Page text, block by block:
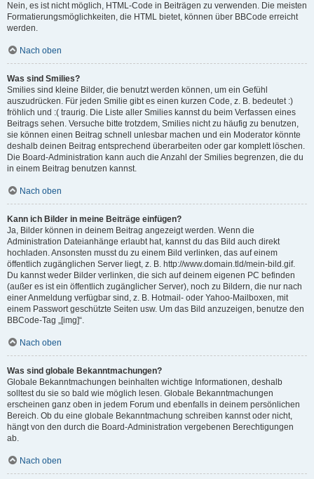
Nein, es ist nicht möglich, HTML-Code in Beiträgen zu verwenden. Die meisten
Formatierungsmöglichkeiten, die HTML bietet, können über BBCode erreicht
werden.
Nach oben
Was sind Smilies?
Smilies sind kleine Bilder, die benutzt werden können, um ein Gefühl
auszudrücken. Für jeden Smilie gibt es einen kurzen Code, z. B. bedeutet :)
fröhlich und :( traurig. Die Liste aller Smilies kannst du beim Verfassen eines
Beitrags sehen. Versuche bitte trotzdem, Smilies nicht zu häufig zu benutzen,
sie können einen Beitrag schnell unlesbar machen und ein Moderator könnte
deshalb deinen Beitrag entsprechend überarbeiten oder gar komplett löschen.
Die Board-Administration kann auch die Anzahl der Smilies begrenzen, die du
in einem Beitrag benutzen kannst.
Nach oben
Kann ich Bilder in meine Beiträge einfügen?
Ja, Bilder können in deinem Beitrag angezeigt werden. Wenn die
Administration Dateianhänge erlaubt hat, kannst du das Bild auch direkt
hochladen. Ansonsten musst du zu einem Bild verlinken, das auf einem
öffentlich zugänglichen Server liegt, z. B. http://www.domain.tld/mein-bild.gif.
Du kannst weder Bilder verlinken, die sich auf deinem eigenen PC befinden
(außer es ist ein öffentlich zugänglicher Server), noch zu Bildern, die nur nach
einer Anmeldung verfügbar sind, z. B. Hotmail- oder Yahoo-Mailboxen, mit
einem Passwort geschützte Seiten usw. Um das Bild anzuzeigen, benutze den
BBCode-Tag „[img]“.
Nach oben
Was sind globale Bekanntmachungen?
Globale Bekanntmachungen beinhalten wichtige Informationen, deshalb
solltest du sie so bald wie möglich lesen. Globale Bekanntmachungen
erscheinen ganz oben in jedem Forum und ebenfalls in deinem persönlichen
Bereich. Ob du eine globale Bekanntmachung schreiben kannst oder nicht,
hängt von den durch die Board-Administration vergebenen Berechtigungen
ab.
Nach oben